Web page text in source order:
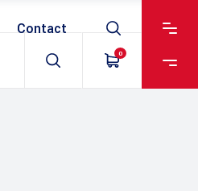
0
Contact